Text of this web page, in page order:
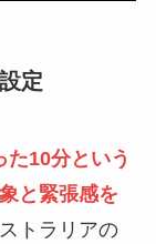
定
た10分という
と緊張感を
トラリアの